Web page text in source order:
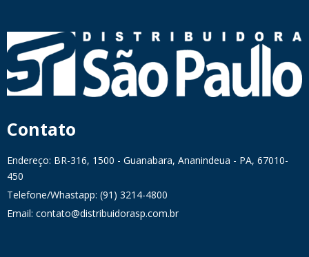
Contato
Endereço: BR-316, 1500 - Guanabara, Ananindeua - PA, 67010-
450
Telefone/Whastapp: (91) 3214-4800
Email: contato@distribuidorasp.com.br